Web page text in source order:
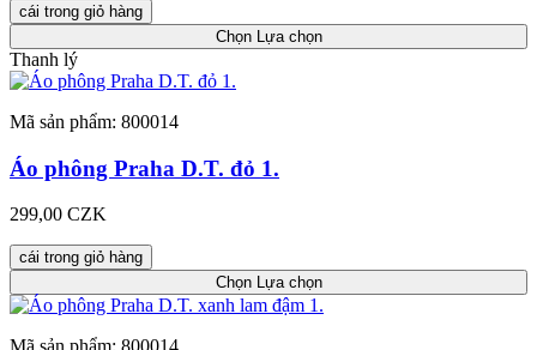
cái trong giỏ hàng
ChọnLựa chọn
Thanh lý
Mã sản phẩm: 800014
Áo phông Praha D.T. đỏ 1.
299,00 CZK
cái trong giỏ hàng
ChọnLựa chọn